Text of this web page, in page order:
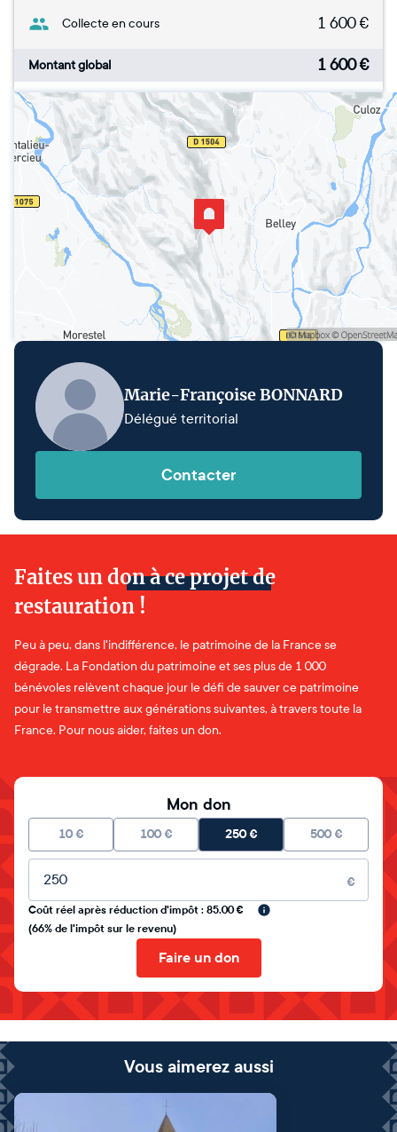
Collecte en cours 1 600€
Montant global 1 600€
Marie-Françoise BONNARD
Délégué territorial
Contacter
Faites un don à ce projet de
restauration !
Peu à peu, dans l'indifférence, le patrimoine de la France se
dégrade. La Fondation du patrimoine et ses plus de 1 000
bénévoles relèvent chaque jour le défi de sauver ce patrimoine
pour le transmettre aux générations suivantes, à travers toute la
France. Pour nous aider, faites un don.
Mon don
10 € 100 € 250€ 500 €
Montant libre
€
Coût réel après réduction d'impôt : 85.00 €
(66% de l'impôt sur le revenu)
Faire un don
Vous aimerez aussi